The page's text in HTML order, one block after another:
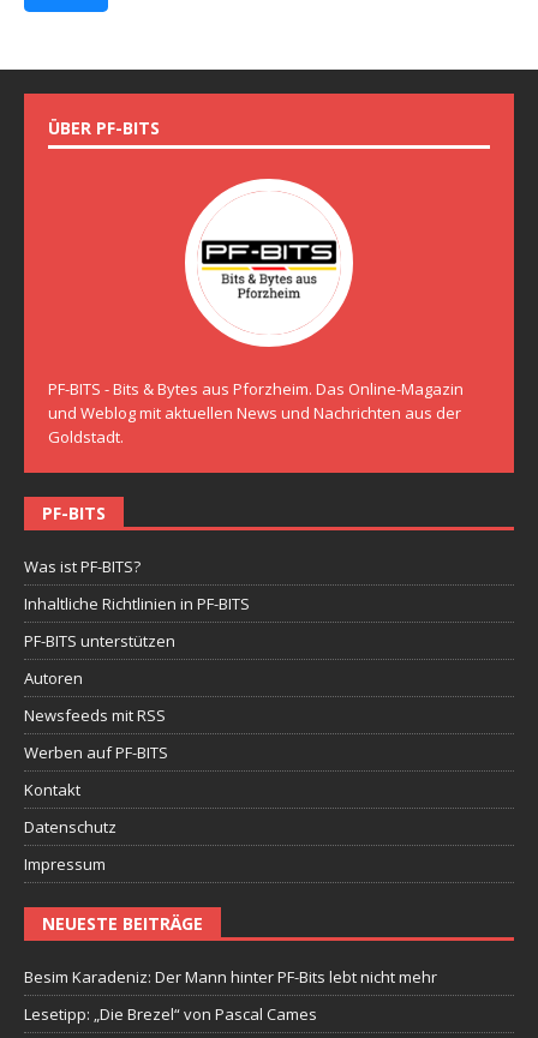
ÜBER PF-BITS
PF-BITS - Bits & Bytes aus Pforzheim. Das Online-Magazin
und Weblog mit aktuellen News und Nachrichten aus der
Goldstadt.
PF-BITS
Was ist PF-BITS?
Inhaltliche Richtlinien in PF-BITS
PF-BITS unterstützen
Autoren
Newsfeeds mit RSS
Werben auf PF-BITS
Kontakt
Datenschutz
Impressum
NEUESTE BEITRÄGE
Besim Karadeniz: Der Mann hinter PF-Bits lebt nicht mehr
Lesetipp: „Die Brezel“ von Pascal Cames